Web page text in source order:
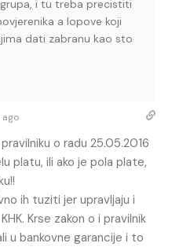
i tu treba precistiti
a lopove koji
dati zabranu kao sto
ago
o radu 25.05.2016
platu, ili ako je pola plate,
ih tuziti jer upravljaju i
Krse zakon o i pravilnik
u bankovne garancije i to